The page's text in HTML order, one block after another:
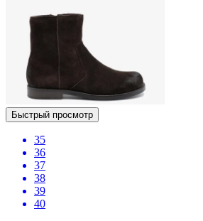
Быстрый просмотр
35
36
37
38
39
40